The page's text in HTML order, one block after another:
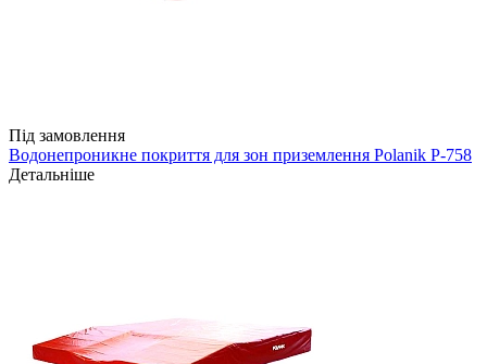
Під замовлення
Водонепроникне покриття для зон приземлення Polanik P-758
Детальніше